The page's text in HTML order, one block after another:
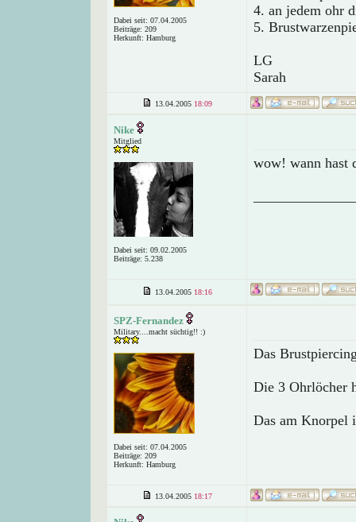
Dabei seit: 07.04.2005
Beiträge: 209
Herkunft: Hamburg
4. an jedem ohr
5.
LG
Sarah
13.04.2005 18:09
Nike
Mitglied
Dabei seit: 09.02.2005
Beiträge: 5.238
wow! wann hast
13.04.2005 18:16
SPZ-Fernandez
Military....macht süchtig!! :)
Dabei seit: 07.04.2005
Beiträge: 209
Herkunft: Hamburg
Das
Die 3 Ohrlöcher
Das am Knorpel
13.04.2005 18:17